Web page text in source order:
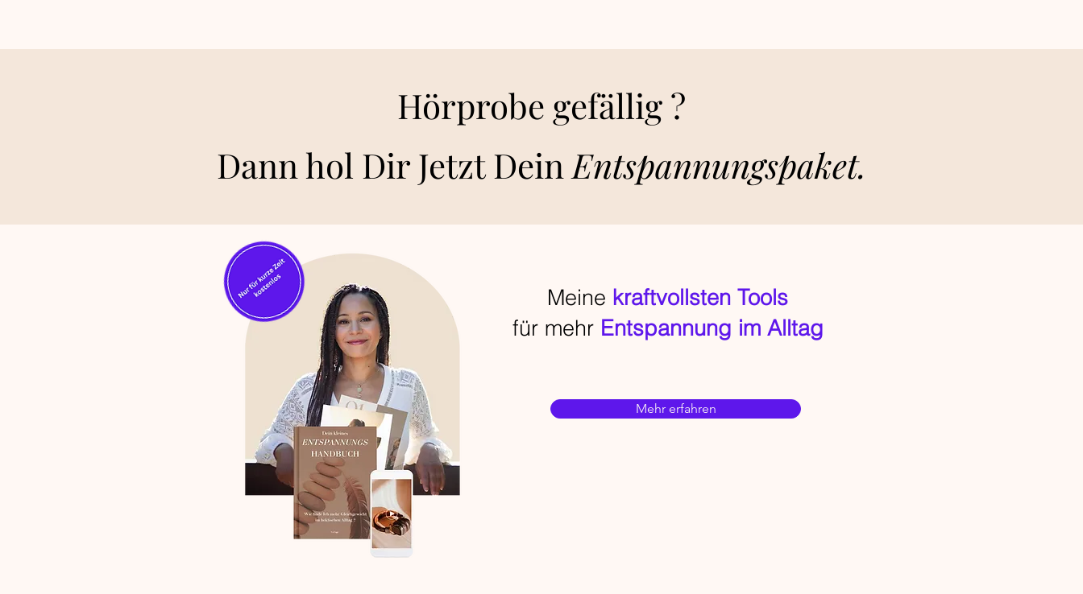
Hörprobe gefällig ?
Dann hol Dir Jetzt Dein Entspannungspaket.
Meine kraftvollsten Tools
für mehr Entspannung im Alltag
Mehr erfahren